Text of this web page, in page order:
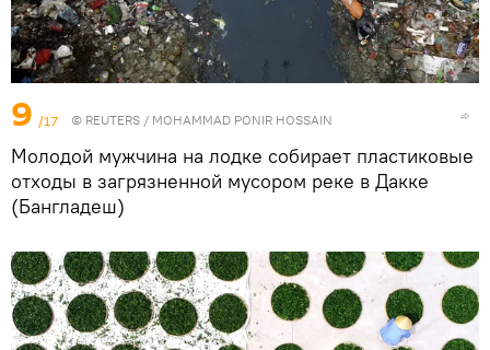
9 /17 © REUTERS / MOHAMMAD PONIR HOSSAIN
Молодой мужчина на лодке собирает пластиковые
отходы в загрязненной мусором реке в Дакке
(Бангладеш)